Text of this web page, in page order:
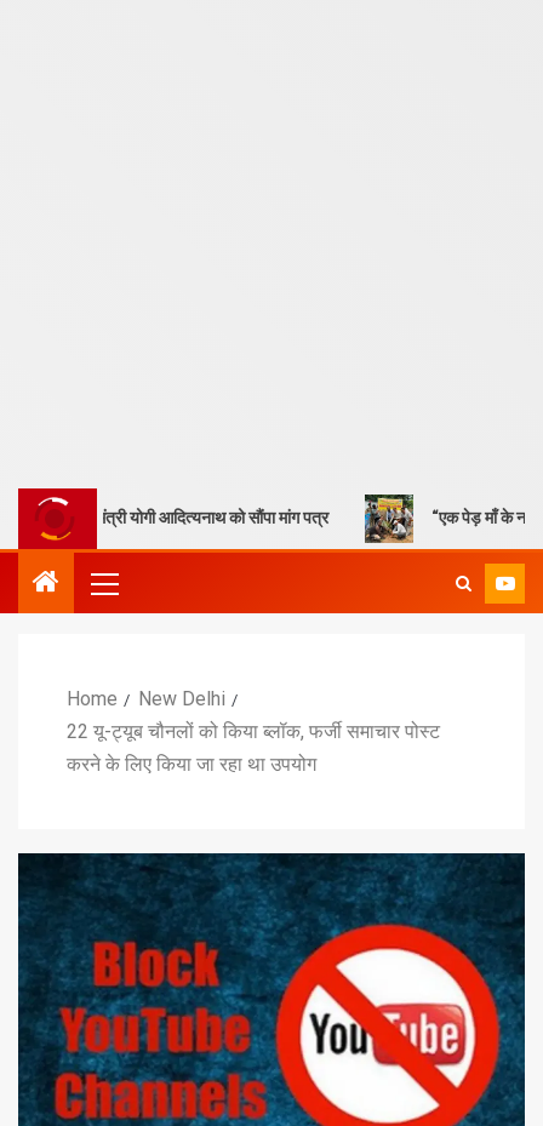
योगी आदित्यनाथ को सौंपा मांग पत्र “एक पेड़ माँ के नाम” – सेण्ट
Home
New Delhi
22 यू-ट्यूब चौनलों को किया ब्लॉक, फर्जी समाचार पोस्ट
करने के लिए किया जा रहा था उपयोग